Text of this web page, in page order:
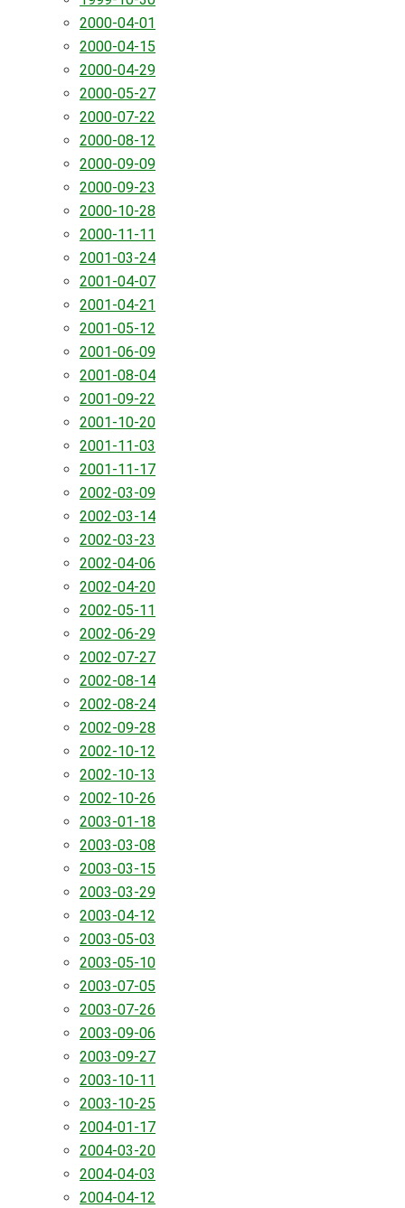
2000-04-01
2000-04-15
2000-04-29
2000-05-27
2000-07-22
2000-08-12
2000-09-09
2000-09-23
2000-10-28
2000-11-11
2001-03-24
2001-04-07
2001-04-21
2001-05-12
2001-06-09
2001-08-04
2001-09-22
2001-10-20
2001-11-03
2001-11-17
2002-03-09
2002-03-14
2002-03-23
2002-04-06
2002-04-20
2002-05-11
2002-06-29
2002-07-27
2002-08-14
2002-08-24
2002-09-28
2002-10-12
2002-10-13
2002-10-26
2003-01-18
2003-03-08
2003-03-15
2003-03-29
2003-04-12
2003-05-03
2003-05-10
2003-07-05
2003-07-26
2003-09-06
2003-09-27
2003-10-11
2003-10-25
2004-01-17
2004-03-20
2004-04-03
2004-04-12